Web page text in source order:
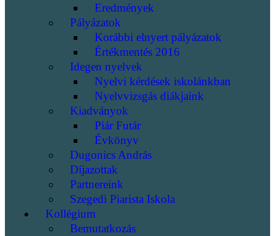
Eredmények
Pályázatok
Korábbi elnyert pályázatok
Értékmentés 2016
Idegen nyelvek
Nyelvi kérdések iskolánkban
Nyelvvizsgás diákjaink
Kiadványok
Piár Futár
Évkönyv
Dugonics András
Díjazottak
Partnereink
Szegedi Piarista Iskola
Kollégium
Bemutatkozás